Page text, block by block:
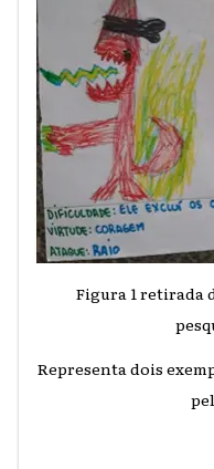
Figura 1 retirada
Representa dois